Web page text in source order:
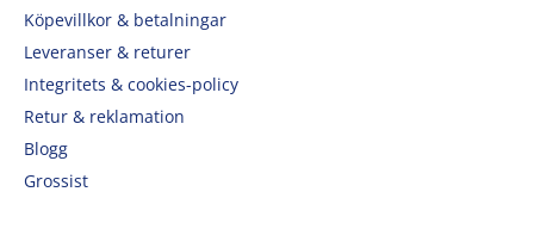
Köpevillkor & betalningar
Leveranser & returer
Integritets & cookies-policy
Retur & reklamation
Blogg
Grossist